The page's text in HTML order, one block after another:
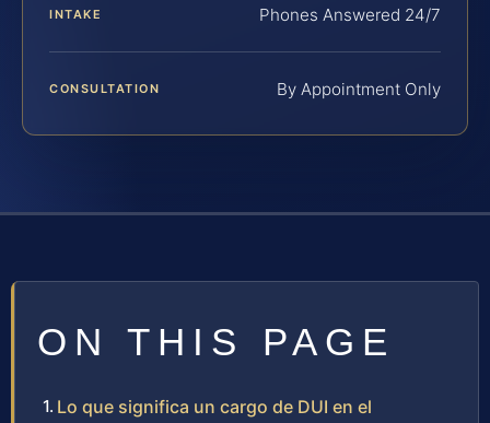
INTAKE Phones Answered 24/7
CONSULTATION By Appointment Only
ON THIS PAGE
Lo que significa un cargo de DUI en el